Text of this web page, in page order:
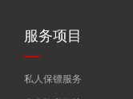
服务项目
私人保镖服务